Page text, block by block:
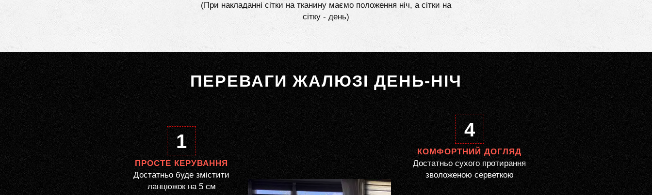
(При накладанні сітки на тканину маємо положення ніч, а сітки на
сітку - день)
ПЕРЕВАГИ ЖАЛЮЗІ ДЕНЬ-НІЧ
1
ПРОСТЕ КЕРУВАННЯ
Достатньо буде змістити
ланцюжок на 5 см
4
КОМФОРТНИЙ ДОГЛЯД
Достатньо сухого протирання
зволоженою серветкою